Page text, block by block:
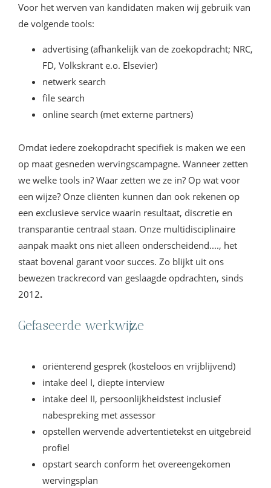
Voor het werven van kandidaten maken wij gebruik van
de volgende tools:
advertising (afhankelijk van de zoekopdracht; NRC,
FD, Volkskrant e.o. Elsevier)
netwerk search
file search
online search (met externe partners)
Omdat iedere zoekopdracht specifiek is maken we een
op maat gesneden wervingscampagne. Wanneer zetten
we welke tools in? Waar zetten we ze in? Op wat voor
een wijze? Onze cliënten kunnen dan ook rekenen op
een exclusieve service waarin resultaat, discretie en
transparantie centraal staan. Onze multidisciplinaire
aanpak maakt ons niet alleen onderscheidend...., het
staat bovenal garant voor succes. Zo blijkt uit ons
bewezen trackrecord van geslaagde opdrachten, sinds
2012.
Gefaseerde werkwijze
oriënterend gesprek (kosteloos en vrijblijvend)
intake deel I, diepte interview
intake deel II, persoonlijkheidstest inclusief
nabespreking met assessor
opstellen wervende advertentietekst en uitgebreid
profiel
opstart search conform het overeengekomen
wervingsplan